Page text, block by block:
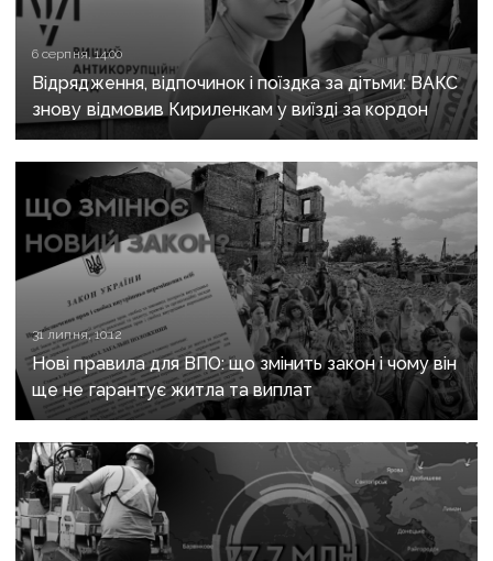
6 серпня, 14:00
Відрядження, відпочинок і поїздка за дітьми: ВАКС
знову відмовив Кириленкам у виїзді за кордон
31 липня, 10:12
Нові правила для ВПО: що змінить закон і чому він
ще не гарантує житла та виплат